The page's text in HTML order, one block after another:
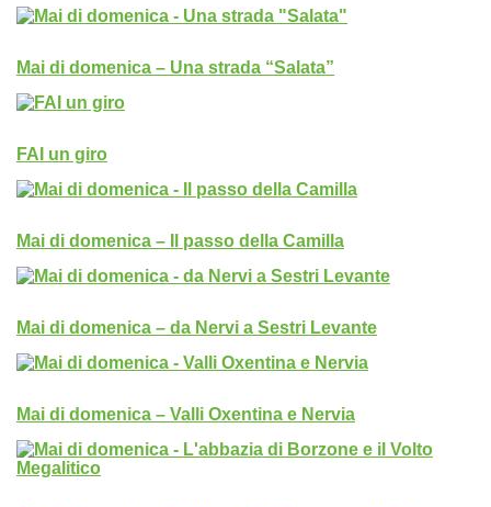
Mai di domenica – Una strada “Salata”
FAI un giro
Mai di domenica – Il passo della Camilla
Mai di domenica – da Nervi a Sestri Levante
Mai di domenica – Valli Oxentina e Nervia